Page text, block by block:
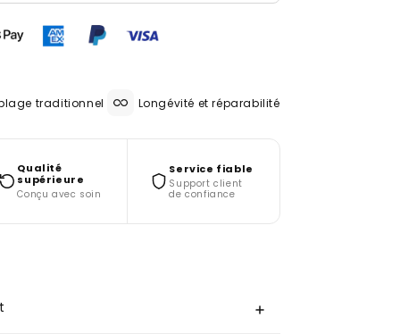
traditionnel Longévité et réparabilité
Qualité
supérieure
Conçu avec soin
Service fiable
Support client
de confiance